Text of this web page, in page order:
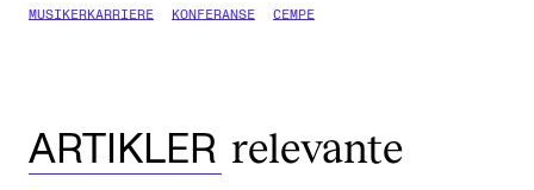
MUSIKERKARRIERE KONFERANSE CEMPE
ARTIKLER relevante